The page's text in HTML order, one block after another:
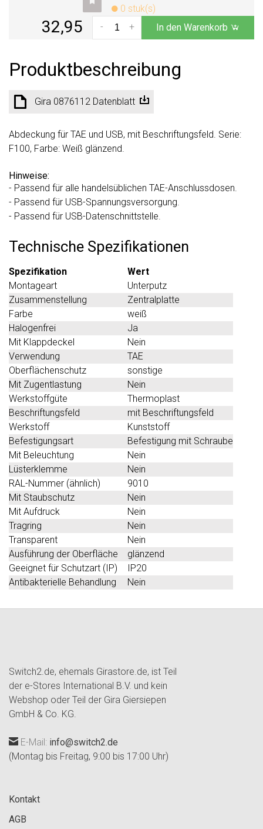
0 stuk(s)
32,95 +
- In den Warenkorb
Produktbeschreibung
Gira 0876112 Datenblatt
Abdeckung für TAE und USB, mit Beschriftungsfeld. Serie:
F100, Farbe: Weiß glänzend.
Hinweise:
- Passend für alle handelsüblichen TAE-Anschlussdosen.
- Passend für USB-Spannungsversorgung.
- Passend für USB-Datenschnittstelle.
Technische Spezifikationen
Spezifikation
Wert
Montageart
Unterputz
Zusammenstellung
Zentralplatte
Farbe
weiß
Halogenfrei
Ja
Mit Klappdeckel
Nein
Verwendung
TAE
Oberflächenschutz
sonstige
Mit Zugentlastung
Nein
Werkstoffgüte
Thermoplast
Beschriftungsfeld
mit Beschriftungsfeld
Werkstoff
Kunststoff
Befestigungsart
Befestigung mit Schraube
Mit Beleuchtung
Nein
Lüsterklemme
Nein
RAL-Nummer (ähnlich)
9010
Mit Staubschutz
Nein
Mit Aufdruck
Nein
Tragring
Nein
Transparent
Nein
Ausführung der Oberfläche
glänzend
Geeignet für Schutzart (IP)
IP20
Antibakterielle Behandlung
Nein
Switch2.de, ehemals Girastore.de, ist Teil
der e-Stores International B.V. und kein
Webshop oder Teil der Gira Giersiepen
GmbH & Co. KG.
E-Mail: info@switch2.de
(Montag bis Freitag, 9:00 bis 17:00 Uhr)
Kontakt
AGB